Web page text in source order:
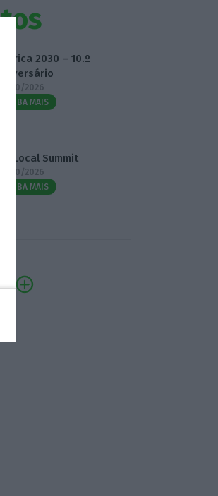
Fábrica 2030 – 10.º
Aniversário
14/10/2026
SAIBA MAIS
3.º Local Summit
07/10/2026
SAIBA MAIS